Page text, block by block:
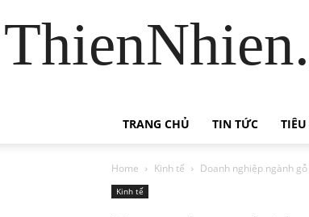
TRANG CHỦ TIN TỨC
Home Kinh tế Doanh nghiệp ngành gỗ
Kinh tế